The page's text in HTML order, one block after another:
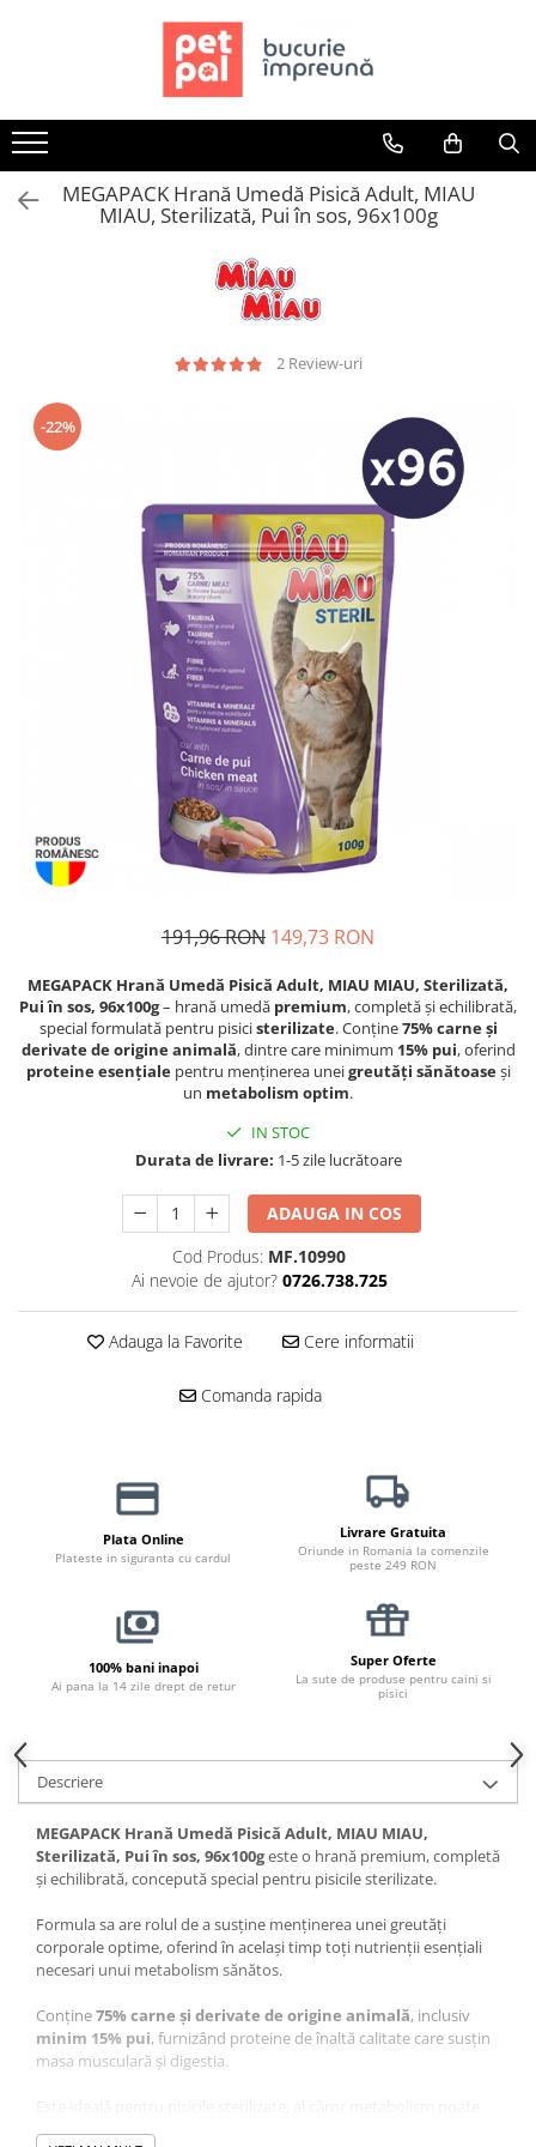
Câini
Hrană Uscată Câini
Câine Junior
Câine Adult
Uscată
Umedă
Covorașe Igienice Câini
Antiparazitare Câini
Vitamine Câini
Culcușuri & Saltele Câini
Castroane și Adapatori
Cuști și Genți
Zgărzi, Lese & Hamuri
Hrană Uscată Pisică
Recompense Pisici
Proteice
Îngrijire Pisici
Așternut Igienic Pisici
Antiparazitare Pisici
Vitamine Pisici
Accesorii Pisici
Culcușuri & Saltele Pisici
Ansambluri Pisici
Castroane & Adapatori Pisici
Cuști & Genți Pisici
Jucării Pisici
MEGAPACK Hrană Umedă Pisică Adult, MIAU
MIAU, Sterilizată, Pui în sos, 96x100g
2 Review-uri
-22%
191,96 RON 149,73 RON
MEGAPACK Hrană Umedă Pisică Adult, MIAU MIAU, Sterilizată,
Pui în sos, 96x100g– hrană umedă premium, completă și echilibrată,
special formulată pentru pisicisterilizate. Conține75% carne și
derivate de origine animală, dintre care minimum 15% pui, oferind
proteine esențialepentru menținerea uneigreutăți sănătoaseși
un metabolism optim.
IN STOC
Durata de livrare: 1-5 zile lucrătoare
ADAUGA IN COS
Cod Produs: MF.10990
Ai nevoie de ajutor? 0726.738.725
Adauga la Favorite Cere informatii
Comanda rapida
Plata Online
Plateste in siguranta cu cardul
Livrare Gratuita
Oriunde in Romania la comenzile
peste 249 RON
100% bani inapoi
Ai pana la 14 zile drept de retur
Super Oferte
La sute de produse pentru caini si
pisici
Descriere
MEGAPACK Hrană Umedă Pisică Adult, MIAU MIAU,
Sterilizată, Pui în sos, 96x100geste o hrană premium, completă
și echilibrată, concepută special pentru pisicile sterilizate.
Formula sa are rolul de a susține menținerea unei greutăți
corporale optime, oferind în același timp toți nutrienții esențiali
necesari unui metabolism sănătos.
Conține75% carne și derivate de origine animală, inclusiv
minim 15% pui, furnizând proteine de înaltă calitate care susțin
masa musculară și digestia.
deveni mai lent după intervenție, crescând riscul acumulării de